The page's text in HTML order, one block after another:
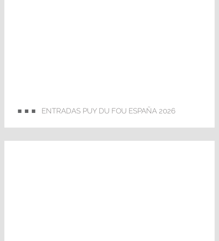
ENTRADAS PUY DU FOU ESPAÑA 2026